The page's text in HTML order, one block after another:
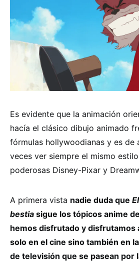
Es evidente que la animación
hacía el clásico dibujo animado
fórmulas hollywoodianas y es de
veces ver siempre el mismo
poderosas Disney-Pixar y
A primera vista nadie duda que
bestia sigue los tópicos anime
hemos disfrutado y disfrutamos
solo en el cine sino también en
de televisión que se pasean por